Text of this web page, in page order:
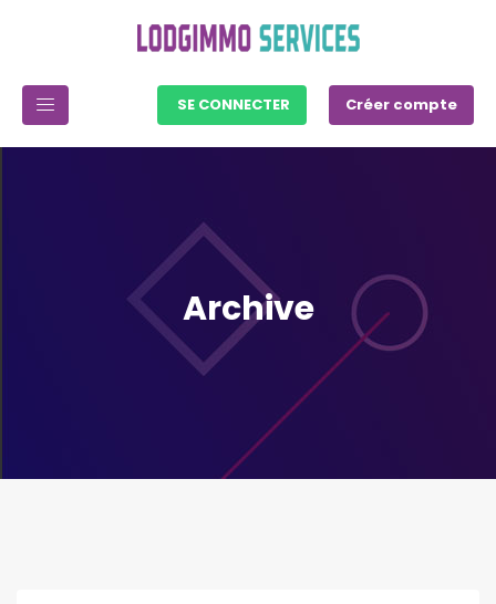
SE CONNECTER Créer compte
Archive